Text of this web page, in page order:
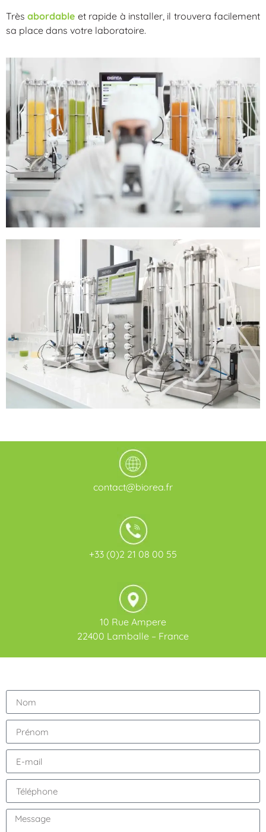
Trèsabordable et rapide à installer, il trouvera facilement
sa place dans votre laboratoire.
contact@biorea.fr
+33 (0)2 21 08 00 55
10 Rue Ampere
22400 Lamballe – France